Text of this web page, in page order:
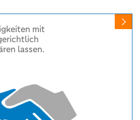
mit
lassen.